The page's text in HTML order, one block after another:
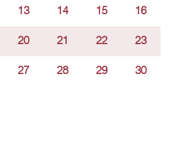
13 14 15 16
20 21 22 23
27 28 29 30